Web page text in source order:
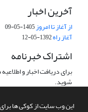
این وب سایت از کوکی ها برای
آخرین اخبار
از آغاز تا امروز1405-05-09
آغاز راه1392-05-12
اشتراک خبرنامه
برای دریافت اخبار و
شوید.